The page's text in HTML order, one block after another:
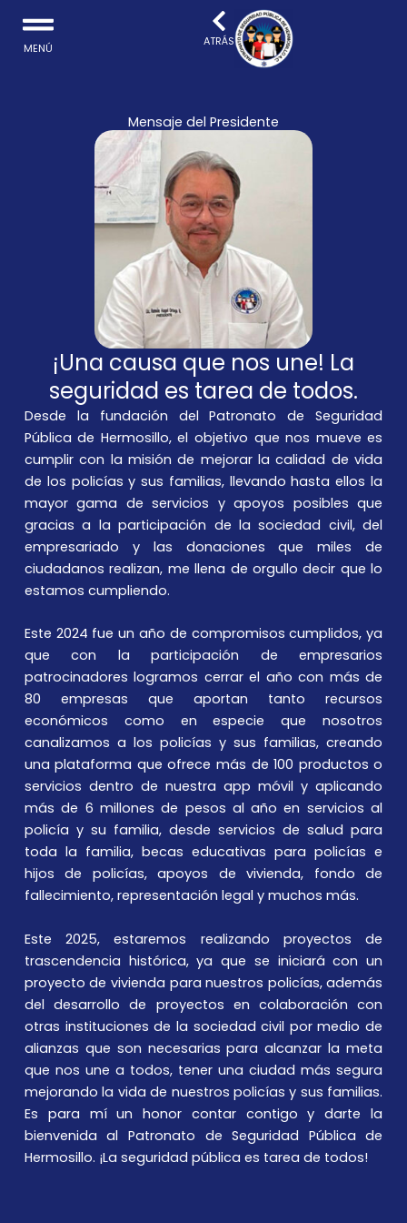
contenido
ATRÁS
MENÚ
Mensaje del Presidente
¡Una causa que nos une! La
seguridad es tarea de todos.
Desde la fundación del Patronato de Seguridad
Pública de Hermosillo, el objetivo que nos mueve es
cumplir con la misión de mejorar la calidad de vida
de los policías y sus familias, llevando hasta ellos la
mayor gama de servicios y apoyos posibles que
gracias a la participación de la sociedad civil, del
empresariado y las donaciones que miles de
ciudadanos realizan, me llena de orgullo decir que lo
estamos cumpliendo.
Este 2024 fue un año de compromisos cumplidos, ya
que con la participación de empresarios
patrocinadores logramos cerrar el año con más de
80 empresas que aportan tanto recursos
económicos como en especie que nosotros
canalizamos a los policías y sus familias, creando
una plataforma que ofrece más de 100 productos o
servicios dentro de nuestra app móvil y aplicando
más de 6 millones de pesos al año en servicios al
policía y su familia, desde servicios de salud para
toda la familia, becas educativas para policías e
hijos de policías, apoyos de vivienda, fondo de
fallecimiento, representación legal y muchos más.
Este 2025, estaremos realizando proyectos de
trascendencia histórica, ya que se iniciará con un
proyecto de vivienda para nuestros policías, además
del desarrollo de proyectos en colaboración con
otras instituciones de la sociedad civil por medio de
alianzas que son necesarias para alcanzar la meta
que nos une a todos, tener una ciudad más segura
mejorando la vida de nuestros policías y sus familias.
Es para mí un honor contar contigo y darte la
bienvenida al Patronato de Seguridad Pública de
Hermosillo. ¡La seguridad pública es tarea de todos!